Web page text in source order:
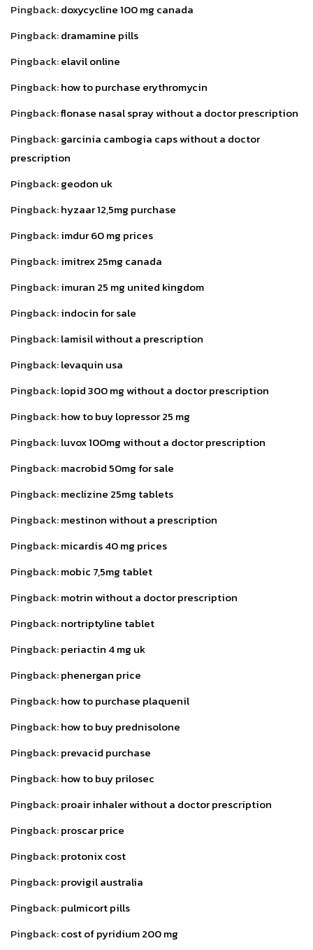
Pingback:doxycycline 100 mg canada
Pingback:dramamine pills
Pingback:elavil online
Pingback:how to purchase erythromycin
Pingback:flonase nasal spray without a doctor prescription
Pingback:garcinia cambogia caps without a doctor
prescription
Pingback:geodon uk
Pingback:hyzaar 12,5mg purchase
Pingback:imdur 60 mg prices
Pingback:imitrex 25mg canada
Pingback:imuran 25 mg united kingdom
Pingback:indocin for sale
Pingback:lamisil without a prescription
Pingback:levaquin usa
Pingback:lopid 300 mg without a doctor prescription
Pingback:how to buy lopressor 25 mg
Pingback:luvox 100mg without a doctor prescription
Pingback:macrobid 50mg for sale
Pingback:meclizine 25mg tablets
Pingback:mestinon without a prescription
Pingback:micardis 40 mg prices
Pingback:mobic 7,5mg tablet
Pingback:motrin without a doctor prescription
Pingback:nortriptyline tablet
Pingback:periactin 4 mg uk
Pingback:phenergan price
Pingback:how to purchase plaquenil
Pingback:how to buy prednisolone
Pingback:prevacid purchase
Pingback:how to buy prilosec
Pingback:proair inhaler without a doctor prescription
Pingback:proscar price
Pingback:protonix cost
Pingback:provigil australia
Pingback:pulmicort pills
Pingback:cost of pyridium 200 mg